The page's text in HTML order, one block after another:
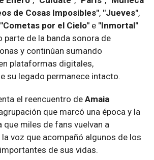
de Cosas Imposibles", "Jueves",
"Cometas por el Cielo" e "Inmortal"
de la banda sonora de
y continúan sumando
plataformas digitales,
su legado permanece intacto.
el reencuentro de Amaia
que marcó una época y la
que miles de fans vuelvan a
voz que acompañó algunos de los
de sus vidas.